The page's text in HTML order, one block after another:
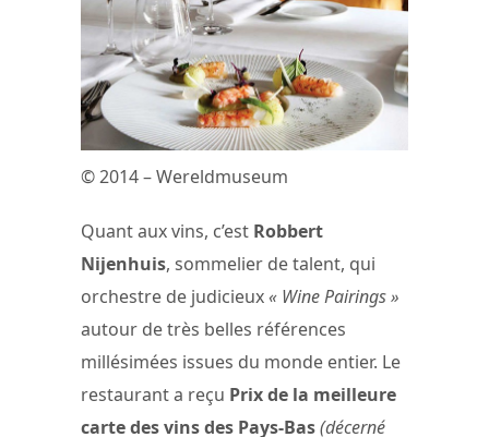
© 2014 – Wereldmuseum
Quant aux vins, c’est Robbert
Nijenhuis, sommelier de talent, qui
orchestre de judicieux« Wine Pairings »
autour de très belles références
millésimées issues du monde entier. Le
restaurant a reçu Prix de la meilleure
carte des vins des Pays-Bas(décerné